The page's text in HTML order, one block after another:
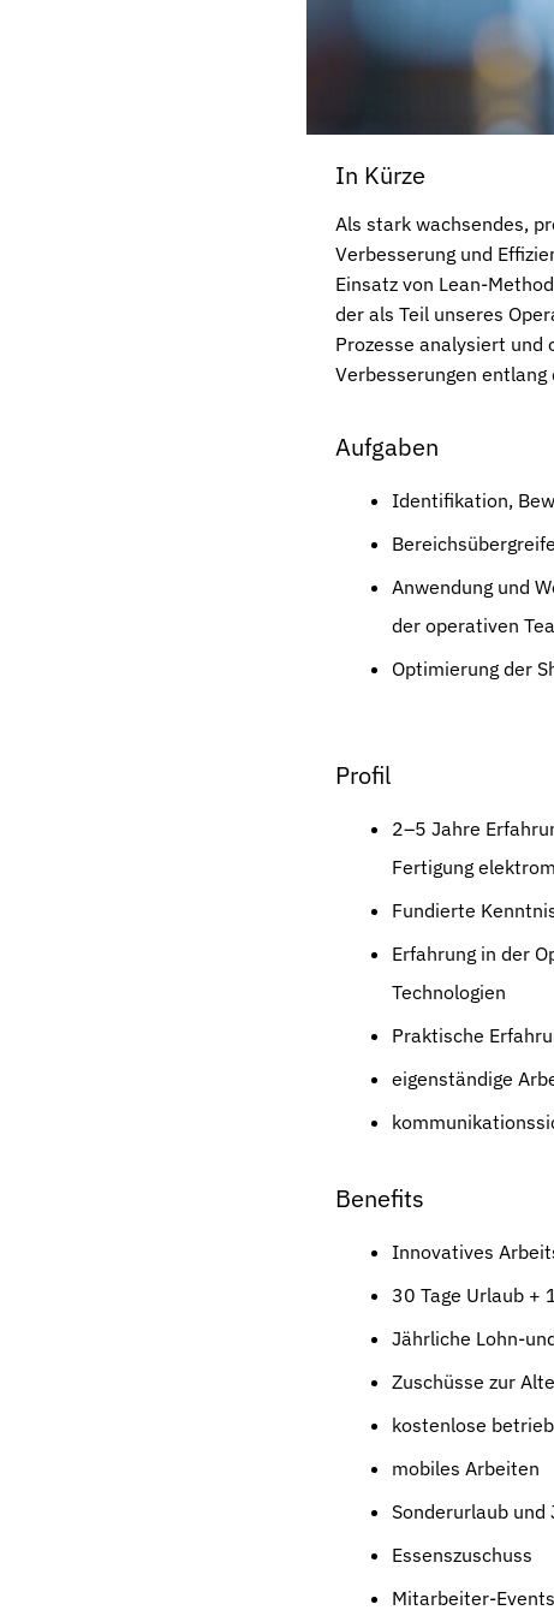
In Kürze
Als stark wachsendes,
Verbesserung und
Einsatz von Lean-
der als Teil unseres
Prozesse analysiert
Verbesserungen
Aufgaben
Identifikation,
Anwendung und
der operativen
Optimierung der
Profil
2–5 Jahre
Fertigung
Fundierte
Erfahrung in der
Technologien
Praktische
eigenständige
Benefits
Innovatives
30 Tage Urlaub +
Jährliche Lohn-
Zuschüsse zur
kostenlose
mobiles Arbeiten
Sonderurlaub und
Essenszuschuss
Mitarbeiter-Events